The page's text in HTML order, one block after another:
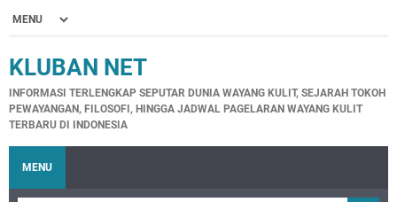
KLUBAN NET
INFORMASI TERLENGKAP SEPUTAR DUNIA WAYANG KULIT, SEJARAH TOKOH
PEWAYANGAN, FILOSOFI, HINGGA JADWAL PAGELARAN WAYANG KULIT
TERBARU DI INDONESIA
MENU